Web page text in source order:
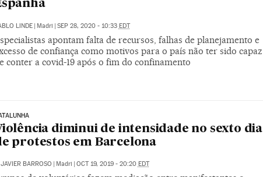
LINDE | Madri | SEP 28, 2020 - 10:33 EDT
apontam falta de recursos, falhas de planejamento e
de confiança como motivos para o país não ter sido capaz
conter a covid-19 após o fim do confinamento
diminui de intensidade no sexto dia
protestos em Barcelona
JAVIER BARROSO Madri OCT 19, 2019 - 20:20 EDT